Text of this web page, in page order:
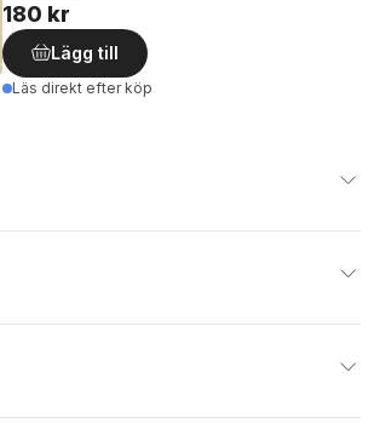
180 kr
Lägg till
Läs direkt efter köp